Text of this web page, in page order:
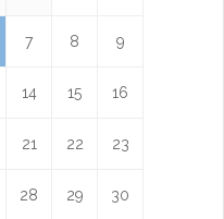
7 8 9
14 15 16
21 22 23
28 29 30